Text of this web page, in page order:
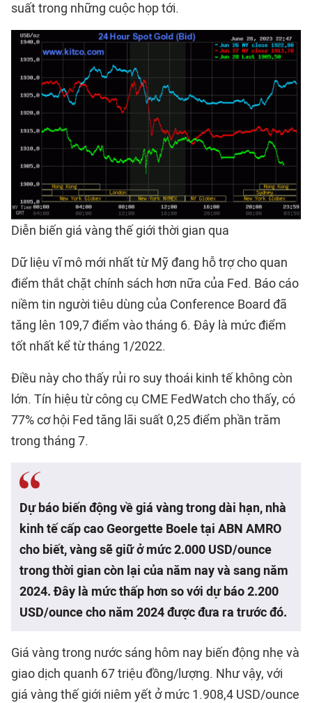
suất trong những cuộc họp tới.
Diễn biến giá vàng thế giới thời gian qua
Dữ liệu vĩ mô mới nhất từ Mỹ đang hỗ trợ cho quan
điểm thắt chặt chính sách hơn nữa của Fed. Báo cáo
niềm tin người tiêu dùng của Conference Board đã
tăng lên 109,7 điểm vào tháng 6. Đây là mức điểm
tốt nhất kể từ tháng 1/2022.
Điều này cho thấy rủi ro suy thoái kinh tế không còn
lớn. Tín hiệu từ công cụ CME FedWatch cho thấy, có
77% cơ hội Fed tăng lãi suất 0,25 điểm phần trăm
trong tháng 7.
Dự báo biến động về giá vàng trong dài hạn, nhà
kinh tế cấp cao Georgette Boele tại ABN AMRO
cho biết, vàng sẽ giữ ở mức 2.000 USD/ounce
trong thời gian còn lại của năm nay và sang năm
2024. Đây là mức thấp hơn so với dự báo 2.200
USD/ounce cho năm 2024 được đưa ra trước đó.
Giá vàng trong nước sáng hôm nay biến động nhẹ và
giao dịch quanh 67 triệu đồng/lượng. Như vậy, với
giá vàng thế giới niêm yết ở mức 1.908,4 USD/ounce